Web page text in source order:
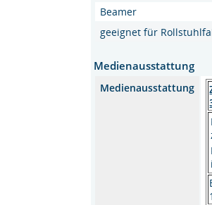
Beamer
geeignet für
Medienausstattung
Medienausstattung